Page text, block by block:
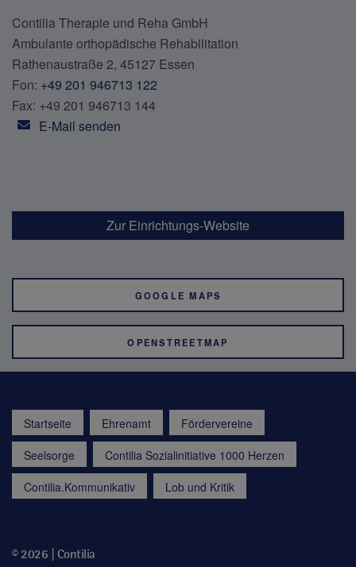
Contilia Therapie und Reha GmbH
Ambulante orthopädische Rehabilitation
Rathenaustraße 2, 45127 Essen
Fon: +49 201 946713 122
Fax: +49 201 946713 144
E-Mail senden
Zur Einrichtungs-Website
GOOGLE MAPS
OPENSTREETMAP
Startseite Ehrenamt
Fördervereine
Seelsorge
Contilia Sozialinitiative 1000 Herzen
Contilia.Kommunikativ
Lob und Kritik
© 2026 | Contilia